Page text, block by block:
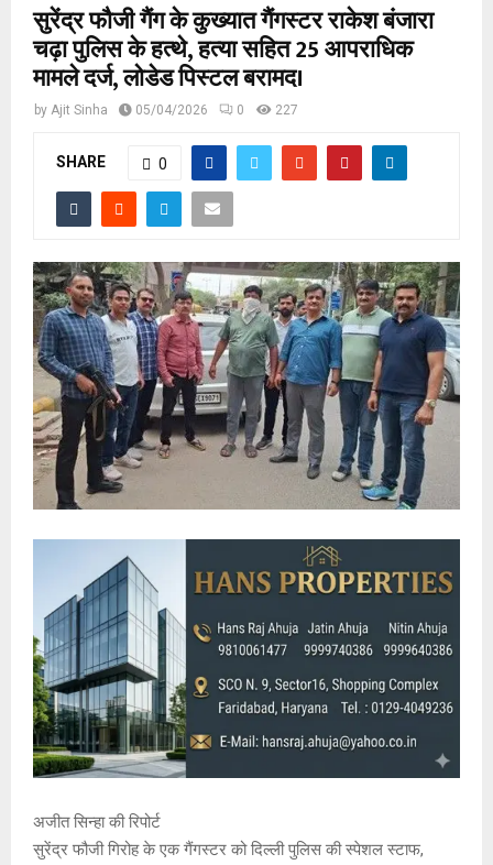
सुरेंद्र फौजी गैंग के कुख्यात गैंगस्टर राकेश बंजारा
चढ़ा पुलिस के हत्थे, हत्या सहित 25 आपराधिक
मामले दर्ज, लोडेड पिस्टल बरामद।
by Ajit Sinha 05/04/2026 0 227
SHARE 0
अजीत सिन्हा की रिपोर्ट
सुरेंद्र फौजी गिरोह के एक गैंगस्टर को दिल्ली पुलिस की स्पेशल स्टाफ,